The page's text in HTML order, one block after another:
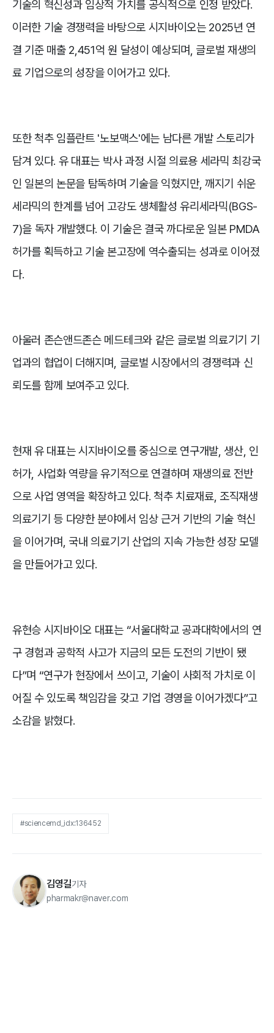
기술의 혁신성과 임상적 가치를 공식적으로 인정 받았다.
이러한 기술 경쟁력을 바탕으로 시지바이오는 2025년 연
결 기준 매출 2,451억 원 달성이 예상되며, 글로벌 재생의
료 기업으로의 성장을 이어가고 있다.
또한 척추 임플란트 '노보맥스'에는 남다른 개발 스토리가
담겨 있다. 유 대표는 박사 과정 시절 의료용 세라믹 최강국
인 일본의 논문을 탐독하며 기술을 익혔지만, 깨지기 쉬운
세라믹의 한계를 넘어 고강도 생체활성 유리세라믹(BGS-
7)을 독자 개발했다. 이 기술은 결국 까다로운 일본 PMDA
허가를 획득하고 기술 본고장에 역수출되는 성과로 이어졌
다.
아울러 존슨앤드존슨 메드테크와 같은 글로벌 의료기기 기
업과의 협업이 더해지며, 글로벌 시장에서의 경쟁력과 신
뢰도를 함께 보여주고 있다.
현재 유 대표는 시지바이오를 중심으로 연구개발, 생산, 인
허가, 사업화 역량을 유기적으로 연결하며 재생의료 전반
으로 사업 영역을 확장하고 있다. 척추 치료재료, 조직재생
의료기기 등 다양한 분야에서 임상 근거 기반의 기술 혁신
을 이어가며, 국내 의료기기 산업의 지속 가능한 성장 모델
을 만들어가고 있다.
유현승 시지바이오 대표는 “서울대학교 공과대학에서의 연
구 경험과 공학적 사고가 지금의 모든 도전의 기반이 됐
다”며 “연구가 현장에서 쓰이고, 기술이 사회적 가치로 이
어질 수 있도록 책임감을 갖고 기업 경영을 이어가겠다”고
소감을 밝혔다.
#sciencemd_idx:136452
김영길기자
pharmakr@naver.com